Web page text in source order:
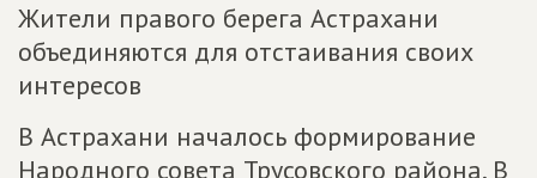
Жители правого берега Астрахани
объединяются для отстаивания своих
интересов
В Астрахани началось формирование
Народного совета Трусовского района. В